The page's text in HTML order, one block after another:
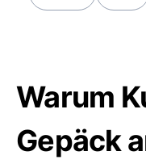
Warum
Gepäck